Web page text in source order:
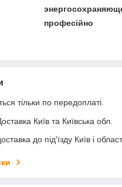
професійно
тільки по передоплаті.
Київ та Київська обл.
до під'їзду Київ і